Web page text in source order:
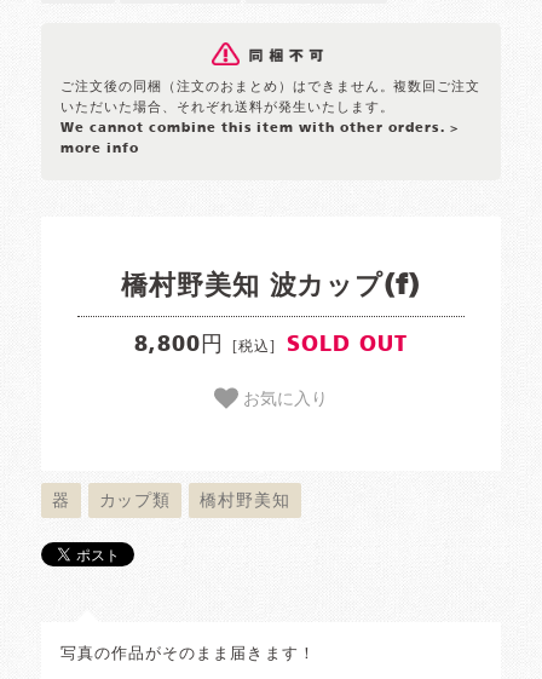
ご注文後の同梱（注文のおまとめ）はできません。複数回ご注文
いただいた場合、それぞれ送料が発生いたします。
We cannot combine this item with other orders. >
more info
橋村野美知 波カップ(f)
8,800円 [税込] SOLD OUT
お気に入り
器 カップ類 橋村野美知
写真の作品がそのまま届きます！